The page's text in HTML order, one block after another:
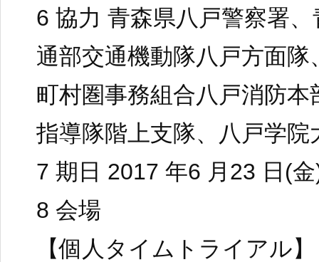
6 協力 青森県八戸警察署
通部交通機動隊八戸方面隊
町村圏事務組合八戸消防本
指導隊階上支隊、八戸学院
7 期日 2017 年6 月23 日(
8 会場
【個人タイムトライアル